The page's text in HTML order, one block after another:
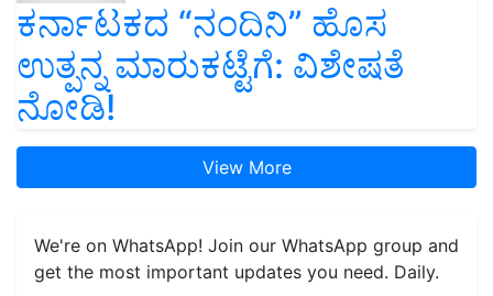
ಕರ್ನಾಟಕದ “ನಂದಿನಿ” ಹೊಸ
ಉತ್ಪನ್ನ ಮಾರುಕಟ್ಟೆಗೆ: ವಿಶೇಷತೆ
ನೋಡಿ!
View More
We're on WhatsApp! Join our WhatsApp group and
get the most important updates you need. Daily.